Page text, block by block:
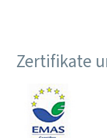
Zertifikate